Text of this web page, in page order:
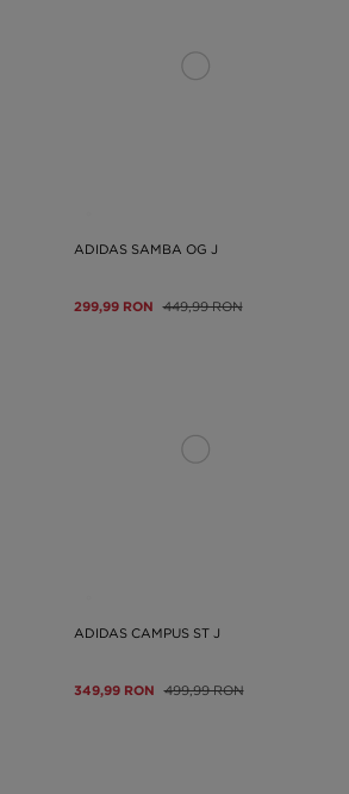
ADIDAS SAMBA OG J
299,99 RON 449,99 RON
ADIDAS CAMPUS ST J
349,99 RON 499,99 RON